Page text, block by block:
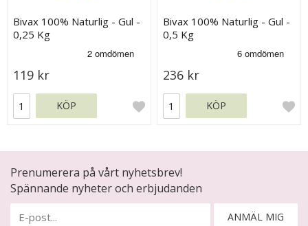
Bivax 100% Naturlig - Gul -
0,25 Kg
119 kr
KÖP
Bivax 100% Naturlig - Gul -
0,5 Kg
236 kr
KÖP
Prenumerera på vårt nyhetsbrev!
Spännande nyheter och erbjudanden
ANMÄL MIG